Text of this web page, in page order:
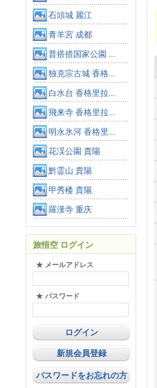
石頭城 麗江
青羊宮 成都
普搭措国家公園 ...
独克宗古城 香格...
白水台 香格里拉...
飛来寺 香格里拉...
明永氷河 香格里...
花渓公園 貴陽
黔霊山 貴陽
甲秀楼 貴陽
羅漢寺 重庆
旅悟空 ログイン
★ メールアドレス
★ パスワード
新規会員登録
パスワードをお忘れの方